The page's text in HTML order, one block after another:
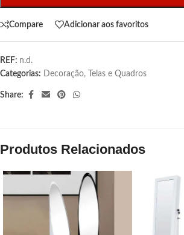
Compare Adicionar aos favoritos
REF: n.d.
Categorias: Decoração, Telas e Quadros
Share:
Produtos Relacionados